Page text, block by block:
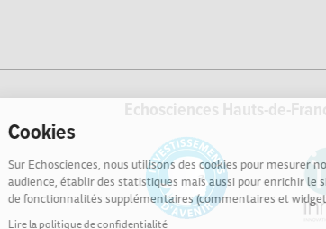
Cookies
Sur Echosciences, nous utilisons des cookies pour
audience, établir des statistiques mais aussi pour
de fonctionnalités supplémentaires (commentaires et
Lire la politique de confidentialité
Echosciences Hauts-de-